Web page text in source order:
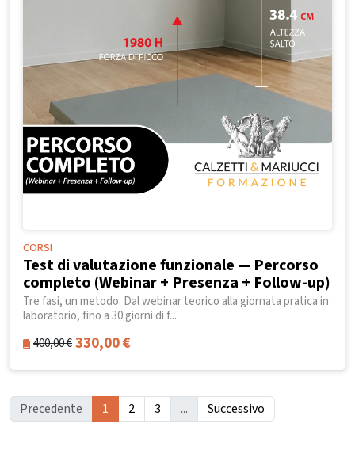
CORSI
Test di valutazione funzionale — Percorso
completo (Webinar + Presenza + Follow-up)
Tre fasi, un metodo. Dal webinar teorico alla giornata pratica in
laboratorio, fino a 30 giorni di f...
400,00€330,00€
Precedente 1 2 3 ... Successivo